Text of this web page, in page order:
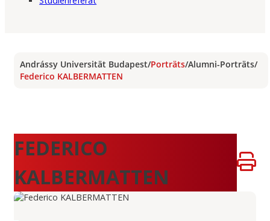
Andrássy Universität Budapest/Porträts/Alumni-Porträts/
Federico KALBERMATTEN
FEDERICO
KALBERMATTEN